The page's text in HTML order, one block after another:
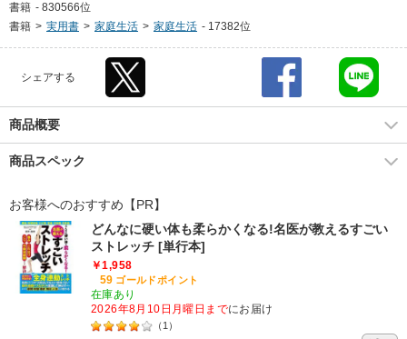
書籍 - 830566位
書籍 > 実用書 > 家庭生活 > 家庭生活 - 17382位
シェアする
商品概要
商品スペック
お客様へのおすすめ【PR】
どんなに硬い体も柔らかくなる!名医が教えるすごい
ストレッチ [単行本]
￥1,958
59 ゴールドポイント
在庫あり
2026年8月10日月曜日までにお届け
（ 1 ）